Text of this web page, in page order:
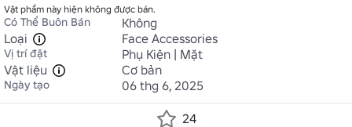
Vật phẩm này hiện không được bán.
Có Thể Buôn Bán
Không
Loại
Face Accessories
Vị trí đặt
Phụ Kiện | Mặt
Vật liệu
Cơ bản
Ngày tạo 06 thg 6, 2025
24